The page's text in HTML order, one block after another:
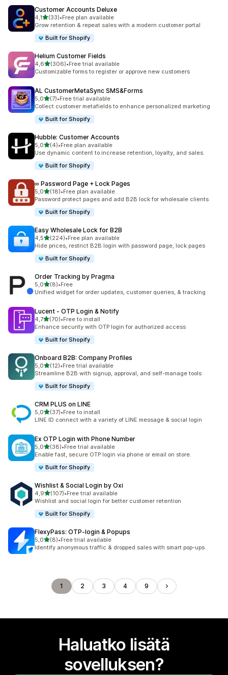
Customer Accounts Deluxe
4,1/ 5 tähteä
(33)
33 arvostelua yhteensä
•Free plan available
Grow retention & repeat sales with a modern customer portal
Built for Shopify
Helium Customer Fields
4,6/ 5 tähteä
(306)
306 arvostelua yhteensä
•Free trial available
Customizable forms to register or approve new customers
AL CustomerMetaSync SMS&Forms
5,0/ 5 tähteä
(7)
7 arvostelua yhteensä
•Free trial available
Collect customer metafields to enhance personalized marketing
Built for Shopify
Hubble: Customer Accounts
5,0/ 5 tähteä
(4)
4 arvostelua yhteensä
•Free plan available
Use dynamic content to increase retention, loyalty, and sales.
Built for Shopify
∞ Password Page + Lock Pages
5,0/ 5 tähteä
(18)
18 arvostelua yhteensä
•Free plan available
Password protect pages and add B2B lock for wholesale clients
Built for Shopify
Easy Wholesale Lock for B2B
4,5/ 5 tähteä
(224)
224 arvostelua yhteensä
•Free plan available
Hide prices, restrict B2B login with password page, lock pages
Built for Shopify
Order Tracking by Pragma
5,0/ 5 tähteä
(8)
8 arvostelua yhteensä
•Free
Unified widget for order updates, customer queries, & tracking
Lucent ‑ OTP Login & Notify
4,7/ 5 tähteä
(70)
70 arvostelua yhteensä
•Free to install
Enhance security with OTP login for authorized access
Built for Shopify
Onboard B2B: Company Profiles
5,0/ 5 tähteä
(12)
12 arvostelua yhteensä
•Free trial available
Streamline B2B with signup, approval, and self-manage tools
Built for Shopify
CRM PLUS on LINE
5,0/ 5 tähteä
(37)
37 arvostelua yhteensä
•Free to install
LINE ID connect with a variety of LINE message & social login
Ex OTP Login with Phone Number
5,0/ 5 tähteä
(38)
38 arvostelua yhteensä
•Free trial available
Enable fast, secure OTP login via phone or email on store.
Built for Shopify
Wishlist & Social Login by Oxi
4,9/ 5 tähteä
(107)
107 arvostelua yhteensä
•Free trial available
Wishlist and social login for better customer retention
Built for Shopify
FlexyPass: OTP‑login & Popups
5,0/ 5 tähteä
(8)
8 arvostelua yhteensä
•Free trial available
Identify anonymous traffic & dropped sales with smart pop-ups.
1 2 3 4 9
Haluatko lisätä
sovelluksen?